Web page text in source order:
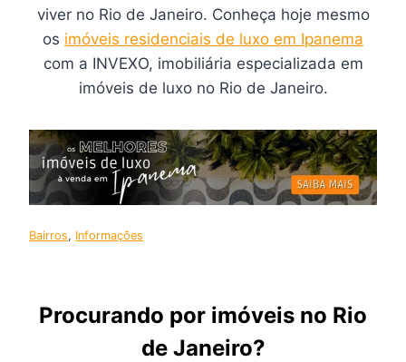
viver no Rio de Janeiro. Conheça hoje mesmo
os imóveis residenciais de luxo em Ipanema
com a INVEXO, imobiliária especializada em
imóveis de luxo no Rio de Janeiro.
Bairros, Informações
Procurando por imóveis no Rio
de Janeiro?